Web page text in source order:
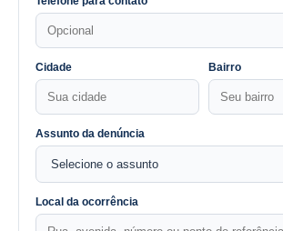
Cidade Bairro
Assunto da denúncia
Local da ocorrência